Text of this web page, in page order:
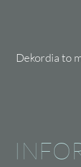
Dekordia to